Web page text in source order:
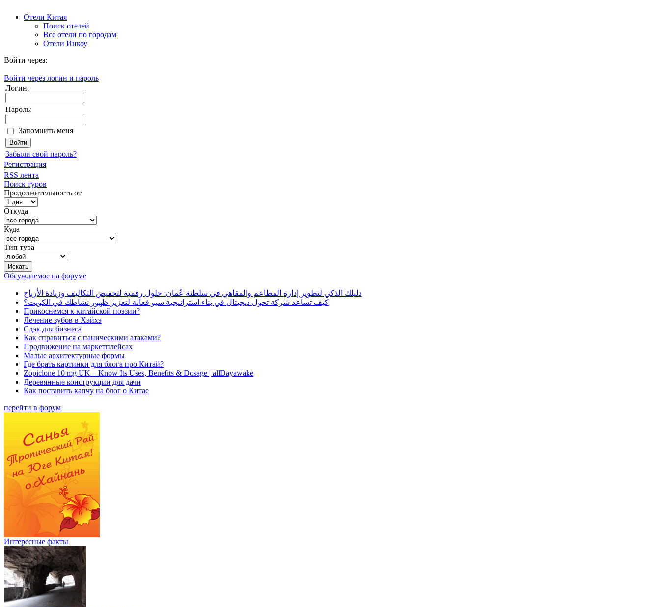
Отели Китая
Поиск отелей
Все отели по городам
Отели Инкоу
Войти через:
Войти через логин и пароль
Логин:
Пароль:
Запомнить меня
Забыли свой пароль?
Регистрация
RSS лента
Поиск туров
Продолжительность от
Откуда
Куда
Тип тура
Обсуждаемое на форуме
دليلك الذكي لتطوير إدارة المطاعم والمقاهي في سلطنة عُمان: حلول رقمية لتخفيض التكاليف وزيادة الأرباح
كيف تساعد شركة تحول ديجيتال في بناء استراتيجية سيو فعالة لتعزيز ظهور نشاطك في الكويت؟
Прикоснемся к китайской поэзии?
Лечение зубов в Хэйхэ
Сдэк для бизнеса
Как справиться с паническими атаками?
Продвижение на маркетплейсах
Малые архитектурные формы
Где брать картинки для блога про Китай?
Zopiclone 10 mg UK – Know Its Uses, Benefits & Dosage | allDayawake
Деревянные конструкции для дачи
Как поставить капчу на блог о Китае
перейти в форум
Интересные факты